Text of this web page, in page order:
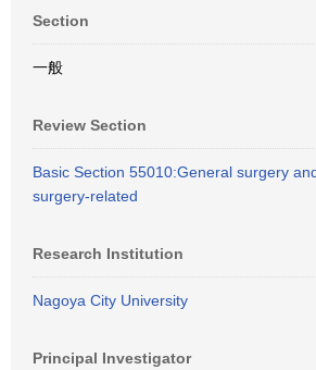
Section
一般
Review Section
Basic Section 55010:General surgery
surgery-related
Research Institution
Nagoya City University
Principal Investigator